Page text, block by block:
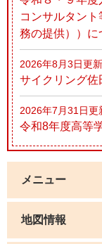
コンサルタン
務の提供））に
2026年8月3日更新
サイクリング佐
2026年7月31日更
令和8年度高等
メニュー
地図情報